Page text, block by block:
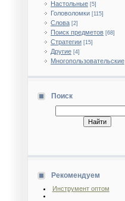
Настольные [5]
Головоломки [115]
Слова [2]
Поиск предметов [68]
Стратегии [15]
Другие [4]
Многопользовательские
Поиск
Рекомендуем
Инструмент оптом